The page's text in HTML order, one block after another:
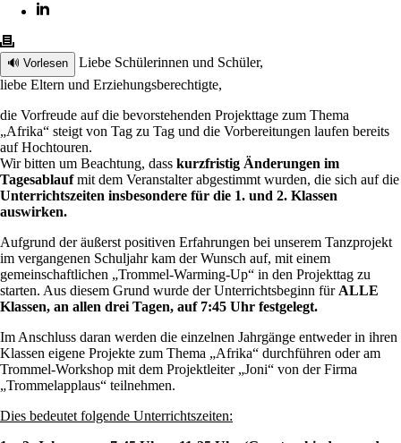
🔊 Vorlesen
Liebe Schülerinnen und Schüler,
liebe Eltern und Erziehungsberechtigte,
die Vorfreude auf die bevorstehenden Projekttage zum Thema
„Afrika“ steigt von Tag zu Tag und die Vorbereitungen laufen bereits
auf Hochtouren.
Wir bitten um Beachtung, dass kurzfristig Änderungen im
Tagesablaufmit dem Veranstalter abgestimmt wurden, die sich auf die
Unterrichtszeiten insbesondere für die 1. und 2. Klassen
auswirken.
Aufgrund der äußerst positiven Erfahrungen bei unserem Tanzprojekt
im vergangenen Schuljahr kam der Wunsch auf, mit einem
gemeinschaftlichen „Trommel-Warming-Up“ in den Projekttag zu
starten. Aus diesem Grund wurde der Unterrichtsbeginn für ALLE
Klassen, an allen drei Tagen, auf 7:45 Uhr festgelegt.
Im Anschluss daran werden die einzelnen Jahrgänge entweder in ihren
Klassen eigene Projekte zum Thema „Afrika“ durchführen oder am
Trommel-Workshop mit dem Projektleiter „Joni“ von der Firma
„Trommelapplaus“ teilnehmen.
Dies bedeutet folgende Unterrichtszeiten: